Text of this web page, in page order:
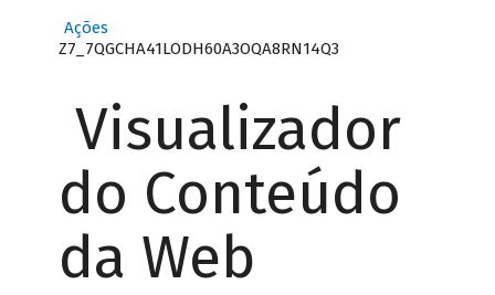
Ações
Z7_7QGCHA41LODH60A3OQA8RN14Q3
Visualizador
do Conteúdo
da Web